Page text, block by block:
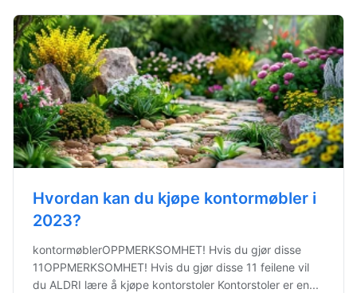
Hvordan kan du kjøpe kontormøbler i
2023?
kontormøblerOPPMERKSOMHET! Hvis du gjør disse
11OPPMERKSOMHET! Hvis du gjør disse 11 feilene vil
du ALDRI lære å kjøpe kontorstoler Kontorstoler er en...